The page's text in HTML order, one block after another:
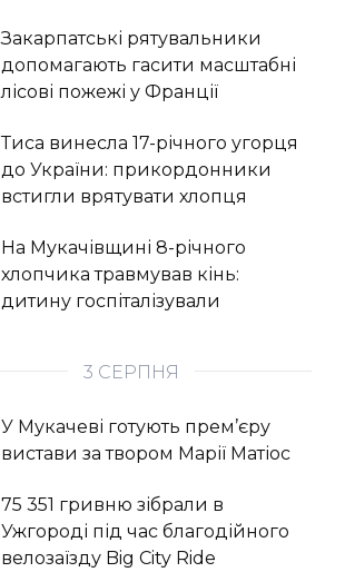
Закарпатські рятувальники
допомагають гасити масштабні
лісові пожежі у Франції
Тиса винесла 17-річного угорця
до України: прикордонники
встигли врятувати хлопця
На Мукачівщині 8-річного
хлопчика травмував кінь:
дитину госпіталізували
3 СЕРПНЯ
У Мукачеві готують прем’єру
вистави за твором Марії Матіос
75 351 гривню зібрали в
Ужгороді під час благодійного
велозаїзду Big Сity Ride